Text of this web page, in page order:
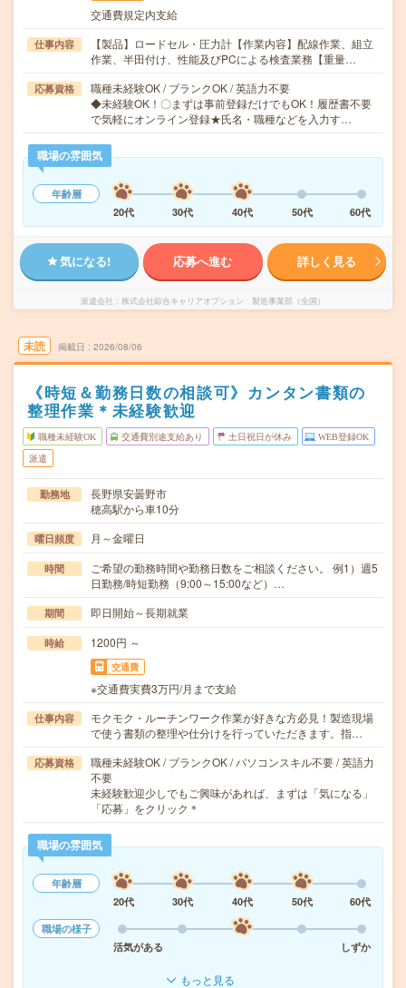
交通費規定内支給
仕事内容
【製品】ロードセル・圧力計【作業内容】配線作業、組立
作業、半田付け、性能及びPCによる検査業務【重量…
応募資格
職種未経験OK / ブランクOK / 英語力不要
◆未経験OK！〇まずは事前登録だけでもOK！履歴書不要
で気軽にオンライン登録★氏名・職種などを入力す…
職場の雰囲気
年齢層
20代
30代 40代 50代 60代
気になる! 応募へ進む 詳しく見る
派遣会社 株式会社綜合キャリアオプション 製造事業部（全国）
未読 掲載日 2026/08/06
《時短＆勤務日数の相談可》カンタン書類の
整理作業＊未経験歓迎
職種未経験OK 交通費別途支給あり 土日祝日が休み WEB登録OK
派遣
勤務地
長野県安曇野市
穂高駅から車10分
曜日頻度 月～金曜日
時間
ご希望の勤務時間や勤務日数をご相談ください。 例1）週5
日勤務/時短勤務（9:00～15:00など）…
期間 即日開始～長期就業
時給 1200円 ～
交通費
※交通費実費3万円/月まで支給
仕事内容
モクモク・ルーチンワーク作業が好きな方必見！製造現場
で使う書類の整理や仕分けを行っていただきます。指…
応募資格
職種未経験OK / ブランクOK / パソコンスキル不要 / 英語力
不要
未経験歓迎少しでもご興味があれば、まずは「気になる」
「応募」をクリック＊
職場の雰囲気
年齢層
20代
30代 40代 50代
60代
職場の様子
活気がある
しずか
もっと見る